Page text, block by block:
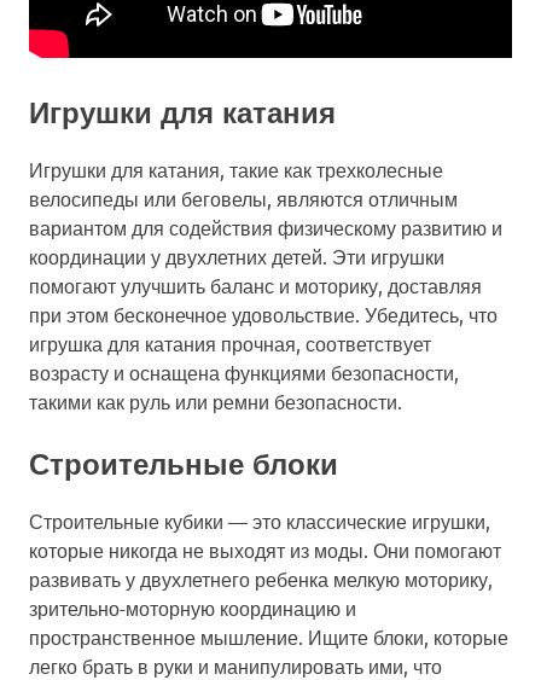
Игрушки для катания
Игрушки для катания, такие как трехколесные
велосипеды или беговелы, являются отличным
вариантом для содействия физическому развитию и
координации у двухлетних детей. Эти игрушки
помогают улучшить баланс и моторику, доставляя
при этом бесконечное удовольствие. Убедитесь, что
игрушка для катания прочная, соответствует
возрасту и оснащена функциями безопасности,
такими как руль или ремни безопасности.
Строительные блоки
Строительные кубики — это классические игрушки,
которые никогда не выходят из моды. Они помогают
развивать у двухлетнего ребенка мелкую моторику,
зрительно-моторную координацию и
пространственное мышление. Ищите блоки, которые
легко брать в руки и манипулировать ими, что